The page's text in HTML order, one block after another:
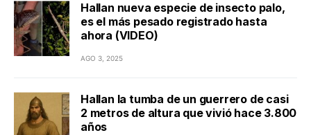
Hallan nueva especie de insecto palo,
es el más pesado registrado hasta
ahora (VIDEO)
AGO 3, 2025
Hallan la tumba de un guerrero de casi
2 metros de altura que vivió hace 3.800
años